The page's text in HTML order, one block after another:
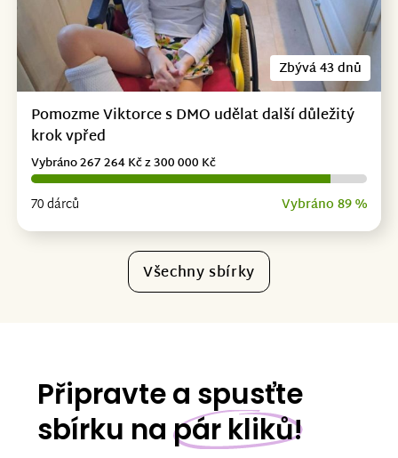
Zbývá 43 dnů
Pomozme Viktorce s DMO udělat další důležitý
krok vpřed
70 dárců Vybráno 89 %
Vybráno 267 264 Kč z 300 000 Kč
Všechny sbírky
Připravte a spusťte
sbírku na pár kliků!